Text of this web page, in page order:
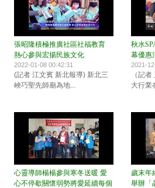
張昭隆積極推廣社區社福教育
熱心參與宏揚民族文化
2022-01-08 00:42:31
(記者 江文賓 新北報導) 新北三
峽巧聖先師廟為地...
秋水
幕優惠
2021-
（記
大行業
心靈導師楊楊參與寒冬送暖 愛
心不停歇關懷弱勢將愛延續每個
歲末年
舉辦「